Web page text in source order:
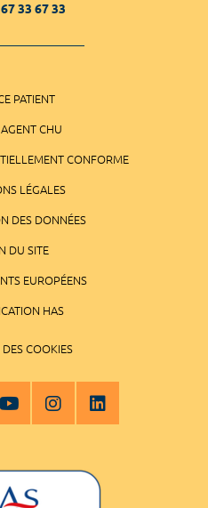
33 67 33
PATIENT
CHU
CONFORME
LÉGALES
DES DONNÉES
DU SITE
EUROPÉENS
HAS
COOKIES